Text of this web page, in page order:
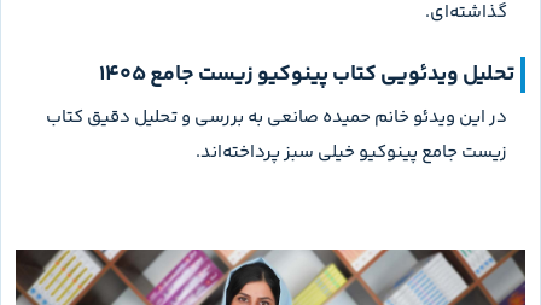
سؤال‌های ترکیبی منتخب استفاده کن. اگر زمانت کم است و بیشتر
این جلد زمانی بیشترین فایده را دارد که فرصت حل و تحلیل منظم
داشته باشی.
انتخاب جایگزین به مرحله مطالعه بستگی دارد، نه فقط نام درس.
زیست های پایه به پایه یعنی،زیست دهم خیلی سبز،زیست یازدهم